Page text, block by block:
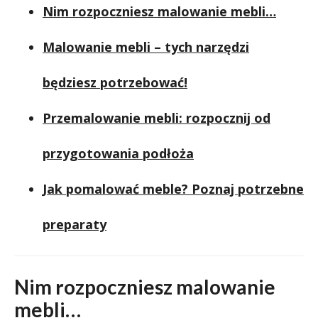
Nim rozpoczniesz malowanie mebli…
Malowanie mebli – tych narzędzi
będziesz potrzebować!
Przemalowanie mebli: rozpocznij od
przygotowania podłoża
Jak pomalować meble? Poznaj potrzebne
preparaty
Nim rozpoczniesz malowanie
mebli…